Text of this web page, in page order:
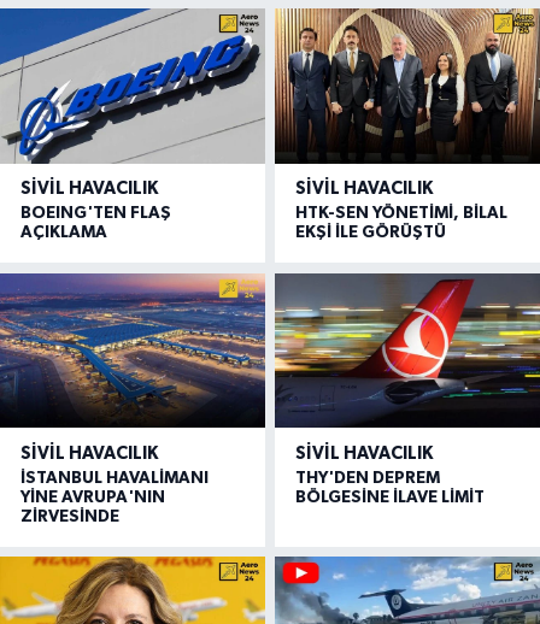
SIVIL HAVACILIK
BOEING'TEN FLAŞ
AÇIKLAMA
SIVIL HAVACILIK
HTK-SEN YÖNETİMİ, BİLAL
EKŞİ İLE GÖRÜŞTÜ
SIVIL HAVACILIK
İSTANBUL HAVALİMANI
YİNE AVRUPA'NIN
ZİRVESİNDE
SIVIL HAVACILIK
THY'DEN DEPREM
BÖLGESİNE İLAVE LİMİT